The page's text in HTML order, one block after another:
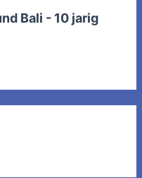
Bali - 10 jarig